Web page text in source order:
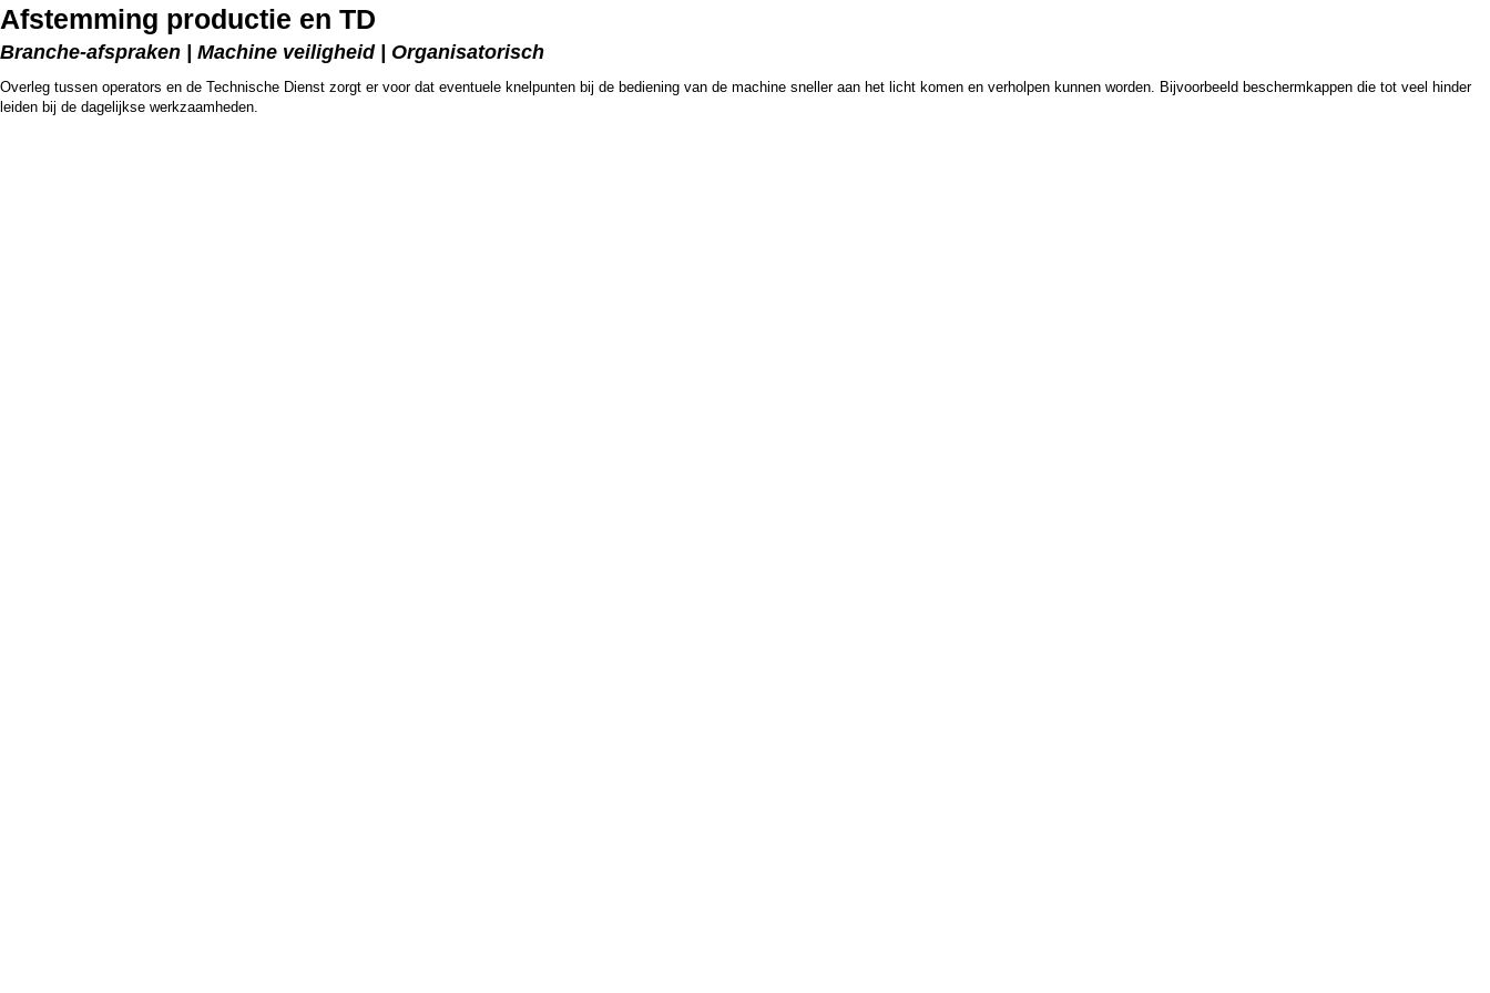
Afstemming productie en TD
Branche-afspraken | Machine veiligheid | Organisatorisch
Overleg tussen operators en de Technische Dienst zorgt er voor dat eventuele knelpunten bij de bediening van de machine sneller aan het licht komen en verholpen kunnen worden. Bijvoorbeeld beschermkappen die tot veel hinder
leiden bij de dagelijkse werkzaamheden.